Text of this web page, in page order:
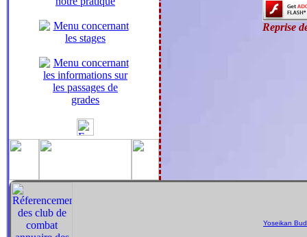
Reprise
Pour gouverner un grand royaume, on doit imiter celui qui fait cuire un
Yoseikan